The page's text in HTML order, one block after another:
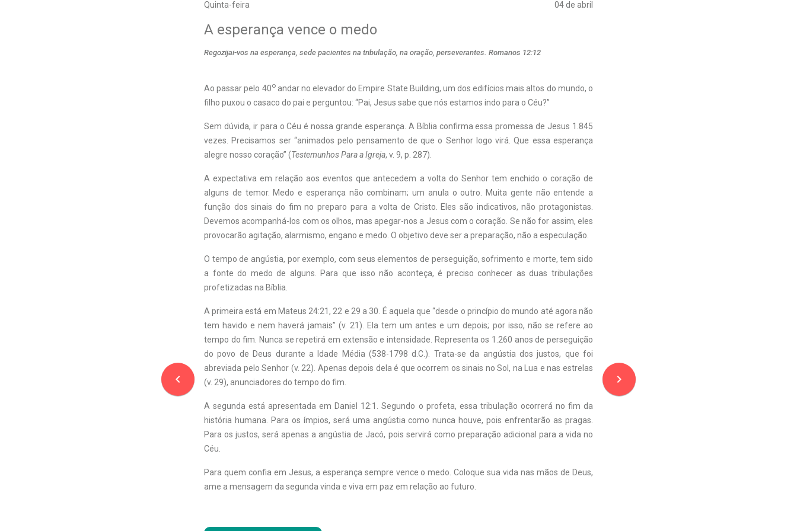
Quinta-feira 04 de abril
navigate_before
A esperança vence o medo
Regozijai-vos na esperança, sede pacientes na tribulação, na oração, perseverantes. Romanos 12:12
Ao passar pelo 40oandar no elevador do Empire State Building, um dos edifícios mais altos do mundo, o
filho puxou o casaco do pai e perguntou: “Pai, Jesus sabe que nós estamos indo para o Céu?”
Sem dúvida, ir para o Céu é nossa grande esperança. A Bíblia confirma essa promessa de Jesus 1.845
vezes. Precisamos ser “animados pelo pensamento de que o Senhor logo virá. Que essa esperança
alegre nosso coração” (Testemunhos Para a Igreja, v. 9, p. 287).
A expectativa em relação aos eventos que antecedem a volta do Senhor tem enchido o coração de
alguns de temor. Medo e esperança não combinam; um anula o outro. Muita gente não entende a
função dos sinais do fim no preparo para a volta de Cristo. Eles são indicativos, não protagonistas.
Devemos acompanhá-los com os olhos, mas apegar-nos a Jesus com o coração. Se não for assim, eles
provocarão agitação, alarmismo, engano e medo. O objetivo deve ser a preparação, não a especulação.
O tempo de angústia, por exemplo, com seus elementos de perseguição, sofrimento e morte, tem sido
a fonte do medo de alguns. Para que isso não aconteça, é preciso conhecer as duas tribulações
profetizadas na Bíblia.
A primeira está em Mateus 24:21, 22 e 29 a 30. É aquela que “desde o princípio do mundo até agora não
tem havido e nem haverá jamais” (v. 21). Ela tem um antes e um depois; por isso, não se refere ao
tempo do fim. Nunca se repetirá em extensão e intensidade. Representa os 1.260 anos de perseguição
do povo de Deus durante a Idade Média (538-1798 d.C.). Trata-se da angústia dos justos, que foi
abreviada pelo Senhor (v. 22). Apenas depois dela é que ocorrem os sinais no Sol, na Lua e nas estrelas
(v. 29), anunciadores do tempo do fim.
A segunda está apresentada em Daniel 12:1. Segundo o profeta, essa tribulação ocorrerá no fim da
história humana. Para os ímpios, será uma angústia como nunca houve, pois enfrentarão as pragas.
Para os justos, será apenas a angústia de Jacó, pois servirá como preparação adicional para a vida no
Céu.
Para quem confia em Jesus, a esperança sempre vence o medo. Coloque sua vida nas mãos de Deus,
ame a mensagem da segunda vinda e viva em paz em relação ao futuro.
navigate_next